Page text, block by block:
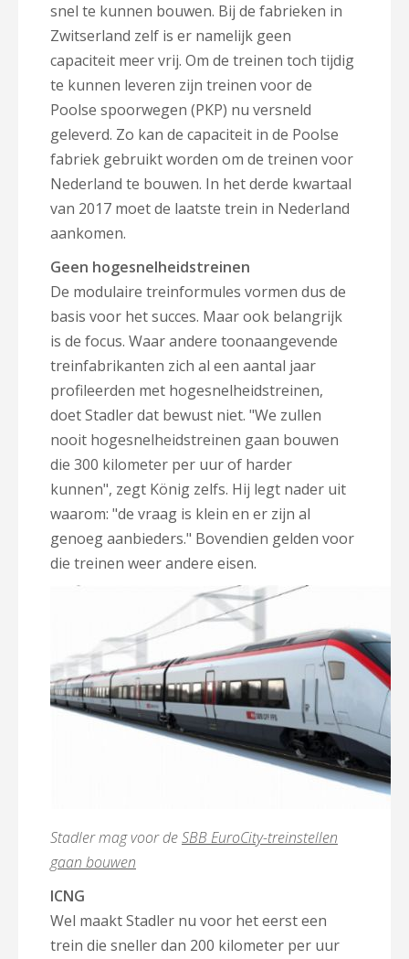
snel te kunnen bouwen. Bij de fabrieken in
Zwitserland zelf is er namelijk geen
capaciteit meer vrij. Om de treinen toch tijdig
te kunnen leveren zijn treinen voor de
Poolse spoorwegen (PKP) nu versneld
geleverd. Zo kan de capaciteit in de Poolse
fabriek gebruikt worden om de treinen voor
Nederland te bouwen. In het derde kwartaal
van 2017 moet de laatste trein in Nederland
aankomen.
Geen hogesnelheidstreinen
De modulaire treinformules vormen dus de
basis voor het succes. Maar ook belangrijk
is de focus. Waar andere toonaangevende
treinfabrikanten zich al een aantal jaar
profileerden met hogesnelheidstreinen,
doet Stadler dat bewust niet. "We zullen
nooit hogesnelheidstreinen gaan bouwen
die 300 kilometer per uur of harder
kunnen", zegt König zelfs. Hij legt nader uit
waarom: "de vraag is klein en er zijn al
genoeg aanbieders." Bovendien gelden voor
die treinen weer andere eisen.
Stadler mag voor deSBB EuroCity-treinstellen
gaan bouwen
ICNG
Wel maakt Stadler nu voor het eerst een
trein die sneller dan 200 kilometer per uur